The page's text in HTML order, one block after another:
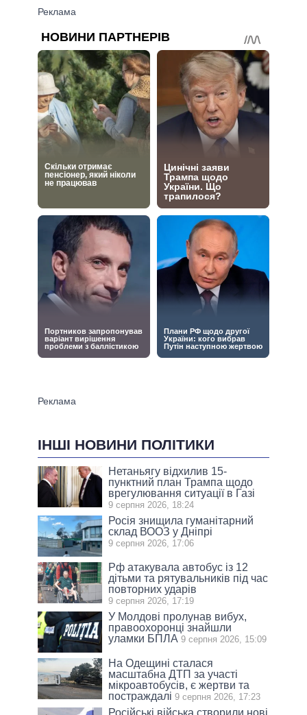
ІНШІ НОВИНИ ПОЛІТИКИ
Нетаньягу відхилив 15-
пунктний план Трампа щодо
врегулювання ситуації в Газі
9 серпня 2026, 18:24
Росія знищила гуманітарний
склад ВООЗ у Дніпрі
9 серпня 2026, 17:06
Рф атакувала автобус із 12
дітьми та рятувальників під час
повторних ударів
9 серпня 2026, 17:19
У Молдові пролунав вибух,
правоохоронці знайшли
уламки БПЛА 9 серпня 2026, 15:09
На Одещині сталася
масштабна ДТП за участі
мікроавтобусів, є жертви та
постраждалі 9 серпня 2026, 17:23
Російські війська створили нові